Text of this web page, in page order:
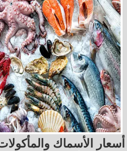
أسعار الأسماك